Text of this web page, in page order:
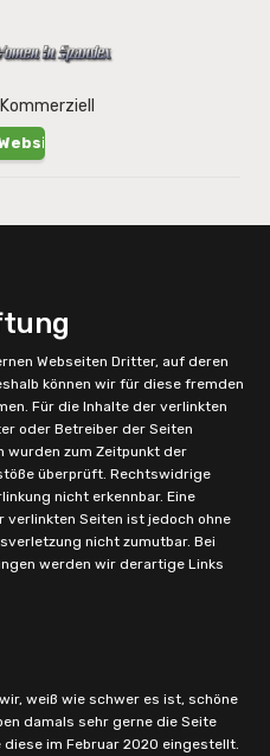
!
Webseiten Dritter, auf deren
können wir für diese fremden
Für die Inhalte der verlinkten
oder Betreiber der Seiten
wurden zum Zeitpunkt der
überprüft. Rechtswidrige
nicht erkennbar. Eine
verlinkten Seiten ist jedoch ohne
nicht zumutbar. Bei
werden wir derartige Links
weiß wie schwer es ist, schöne
damals sehr gerne die Seite
im Februar 2020 eingestellt.